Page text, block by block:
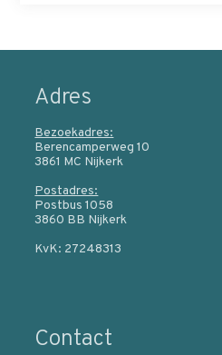
Adres
Bezoekadres:
Berencamperweg 10
3861 MC Nijkerk
Postadres:
Postbus 1058
3860 BB Nijkerk
KvK: 27248313
Contact